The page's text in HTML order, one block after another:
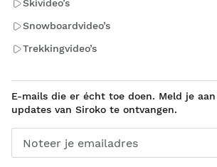
Skivideo’s
Snowboardvideo’s
Trekkingvideo’s
E-mails die er écht toe doen. Meld je
updates van Siroko te ontvangen.
Noteer je emailadres